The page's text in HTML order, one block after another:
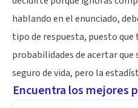
hablando en el enunciado,
tipo de respuesta, puesto que
probabilidades de acertar que
seguro de vida, pero la
Encuentra los mejores